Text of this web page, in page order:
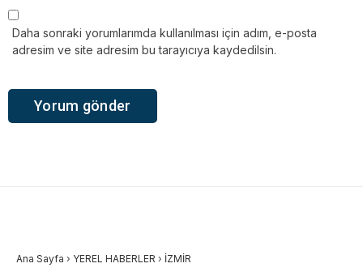
Daha sonraki yorumlarımda kullanılması için adım, e-posta
adresim ve site adresim bu tarayıcıya kaydedilsin.
Ana Sayfa › YEREL HABERLER › İZMİR